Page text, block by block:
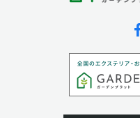
個人情報の取扱い
弊社は事業運営上、お
るために業務の一部を